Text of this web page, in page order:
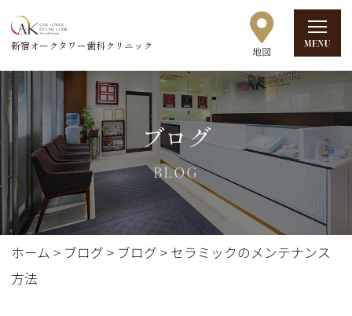
新宿オークタワー歯科クリニック
ブログ
BLOG
ホーム > ブログ > ブログ > セラミックのメンテナンス
方法